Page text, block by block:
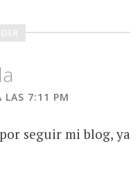
LAS 7:11 PM
seguir mi blog, ya